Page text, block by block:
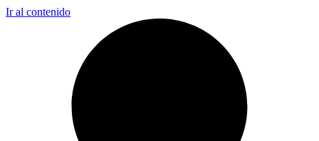
Ir al contenido